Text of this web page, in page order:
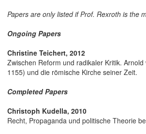
Papers are only listed if Prof. Rexroth is the
Ongoing Papers
Christine Teichert, 2012
Zwischen Reform und radikaler Kritik.
1155) und die römische Kirche seiner Zeit.
Completed Papers
Christoph Kudella, 2010
Recht, Propaganda und politische Theorie